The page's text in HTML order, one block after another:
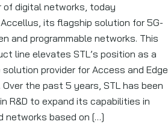
of digital networks, today
its flagship solution for 5G-
and programmable networks. This
line elevates STL’s position as a
provider for Access and Edge
the past 5 years, STL has been
R&D to expand its capabilities in
networks based on […]